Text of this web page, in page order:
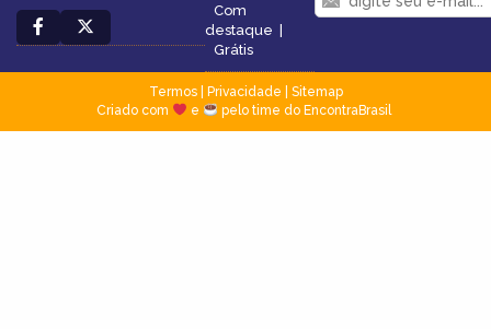
Com
destaque
Grátis
Termos| Privacidade
Sitemap
Criado com
e pelo time do EncontraBrasil